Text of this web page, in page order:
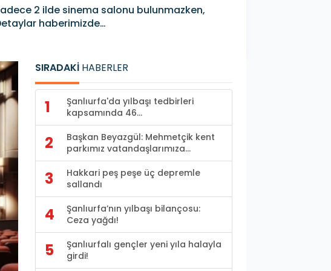
2 ilde sinema salonu bulunmazken,
haberimizde…
SIRADAKİ HABERLER
1
Şanlıurfa'da yılbaşı tedbirleri
kapsamında 46...
2
Başkan Beyazgül: Mehmetçik kent
parkımız vatandaşlarımıza...
3
Hakkari peş peşe üç depremle
sallandı
4
Şanlıurfa’nın yılbaşı bilançosu:
Ceza yağdı!
5
Şanlıurfalı gençler yeni yıla halayla
girdi!